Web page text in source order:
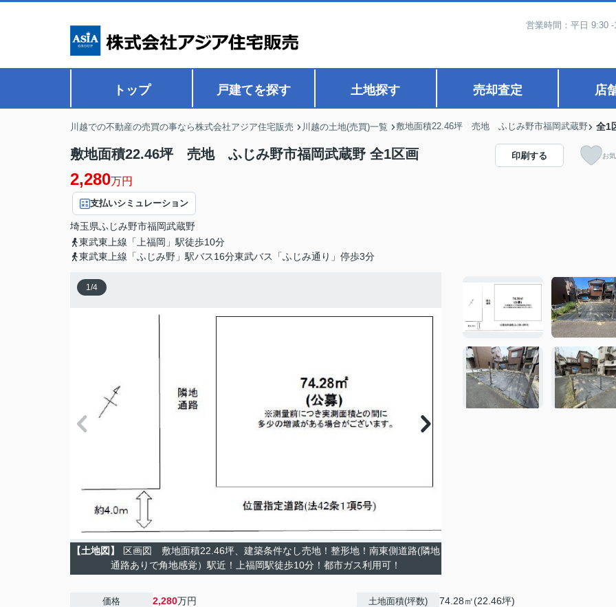
営業時間：平日
トップ 戸建てを探す 土地探す 売却査定 店
川越での不動産の売買の事なら株式会社アジア住宅販売 川越の土地(売買)一覧 敷地面積22.46坪 売地 ふじみ野市福岡武蔵野 全1
敷地面積22.46坪 売地 ふじみ野市福岡武蔵野 全1区画
2,280万円
支払いシミュレーション
埼玉県ふじみ野市福岡武蔵野
東武東上線「上福岡」駅徒歩10分
東武東上線「ふじみ野」駅バス16分東武バス「ふじみ通り」停歩3分
印刷する お
1/4
【土地図】
区画図 敷地面積22.46坪、建築条件なし売地！整形地！南東側道路(隣地
通路ありで角地感覚）駅近！上福岡駅徒歩10分！都市ガス利用可！
価格 2,280万円 土地面積(坪数) 74.28㎡(22.46坪)